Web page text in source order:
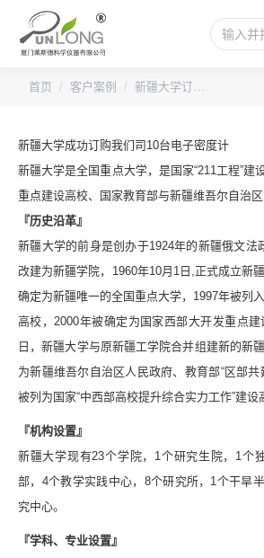
搜
索：
您的位置：
首页 客户案例 新疆大学订…
新疆大学成功订购我们司10台电子密度计
新疆大学是全国重点大学，是国家“211工程”建
重点建设高校、国家教育部与新疆维吾尔自治区
『历史沿革』
新疆大学的前身是创办于1924年的新疆俄文法
改建为新疆学院，1960年10月1日,正式成立新
确定为新疆唯一的全国重点大学，1997年被列
高校，2000年被确定为国家西部大开发重点
日，新疆大学与原新疆工学院合并组建新的新
为新疆维吾尔自治区人民政府、教育部“区部共
被列为国家“中西部高校提升综合实力工作”建设
『机构设置』
新疆大学现有23个学院，1个研究生院，1个
部，4个教学实践中心，8个研究所，1个干旱
究中心。
『学科、专业设置』